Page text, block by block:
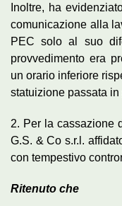
Inoltre, ha
comunicazione alla
PEC solo al suo
provvedimento era
un orario inferiore
statuizione passata
2. Per la cassazione
G.S. & Co s.r.l.
con tempestivo
Ritenuto che